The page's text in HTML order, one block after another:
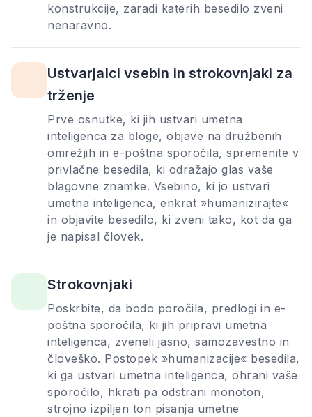
konstrukcije, zaradi katerih besedilo zveni
nenaravno.
Ustvarjalci vsebin in strokovnjaki za
trženje
Prve osnutke, ki jih ustvari umetna
inteligenca za bloge, objave na družbenih
omrežjih in e-poštna sporočila, spremenite v
privlačne besedila, ki odražajo glas vaše
blagovne znamke. Vsebino, ki jo ustvari
umetna inteligenca, enkrat »humanizirajte«
in objavite besedilo, ki zveni tako, kot da ga
je napisal človek.
Strokovnjaki
Poskrbite, da bodo poročila, predlogi in e-
poštna sporočila, ki jih pripravi umetna
inteligenca, zveneli jasno, samozavestno in
človeško. Postopek »humanizacije« besedila,
ki ga ustvari umetna inteligenca, ohrani vaše
sporočilo, hkrati pa odstrani monoton,
strojno izpiljen ton pisanja umetne